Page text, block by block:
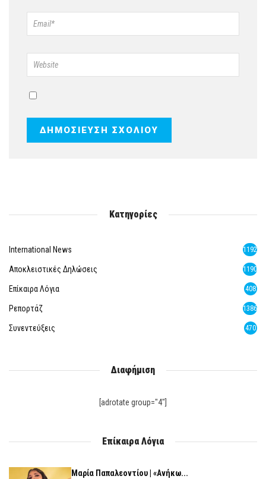
Κατηγορίες
International News 1192
Αποκλειστικές Δηλώσεις 1190
Επίκαιρα Λόγια 408
Ρεπορτάζ 1386
Συνεντεύξεις 470
Διαφήμιση
[adrotate group="4"]
Επίκαιρα Λόγια
Μαρία Παπαλεοντίου | «Ανήκω...